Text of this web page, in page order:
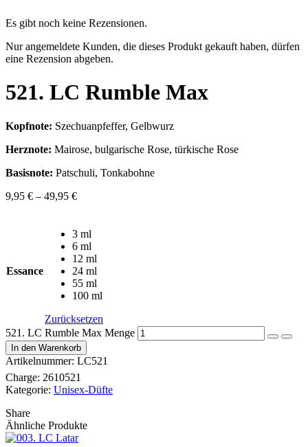
Es gibt noch keine Rezensionen.
Nur angemeldete Kunden, die dieses Produkt gekauft haben, dürfen
eine Rezension abgeben.
521. LC Rumble Max
Kopfnote: Szechuanpfeffer, Gelbwurz
Herznote: Mairose, bulgarische Rose, türkische Rose
Basisnote: Patschuli, Tonkabohne
9,95 € – 49,95 €
Essance
3 ml
6 ml
12 ml
24 ml
55 ml
100 ml
Zurücksetzen
521. LC Rumble Max Menge
In den Warenkorb
Artikelnummer: LC521
Charge: 2610521
Kategorie: Unisex-Düfte
Share
Ähnliche Produkte